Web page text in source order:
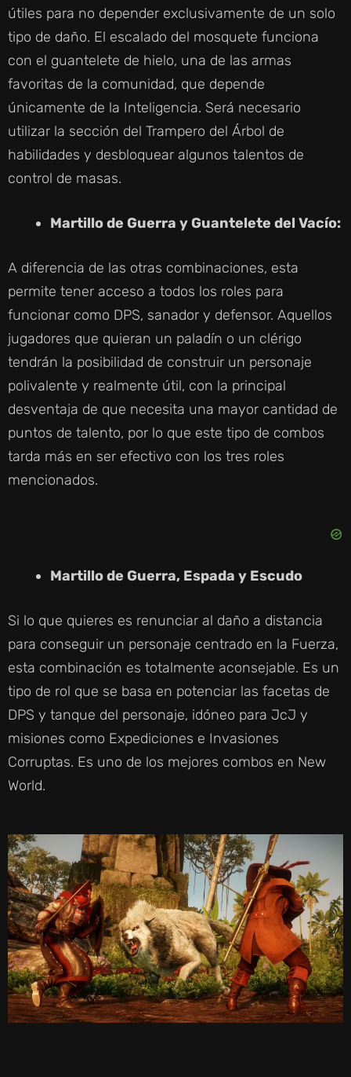
útiles para no depender exclusivamente de un solo
tipo de daño. El escalado del mosquete funciona
con el guantelete de hielo, una de las armas
favoritas de la comunidad, que depende
únicamente de la Inteligencia. Será necesario
utilizar la sección del Trampero del Árbol de
habilidades y desbloquear algunos talentos de
control de masas.
Martillo de Guerra y Guantelete del Vacío:
A diferencia de las otras combinaciones, esta
permite tener acceso a todos los roles para
funcionar como DPS, sanador y defensor. Aquellos
jugadores que quieran un paladín o un clérigo
tendrán la posibilidad de construir un personaje
polivalente y realmente útil, con la principal
desventaja de que necesita una mayor cantidad de
puntos de talento, por lo que este tipo de combos
tarda más en ser efectivo con los tres roles
mencionados.
Martillo de Guerra, Espada y Escudo
Si lo que quieres es renunciar al daño a distancia
para conseguir un personaje centrado en la Fuerza,
esta combinación es totalmente aconsejable. Es un
tipo de rol que se basa en potenciar las facetas de
DPS y tanque del personaje, idóneo para JcJ y
misiones como Expediciones e Invasiones
Corruptas. Es uno de los mejores combos en New
World.